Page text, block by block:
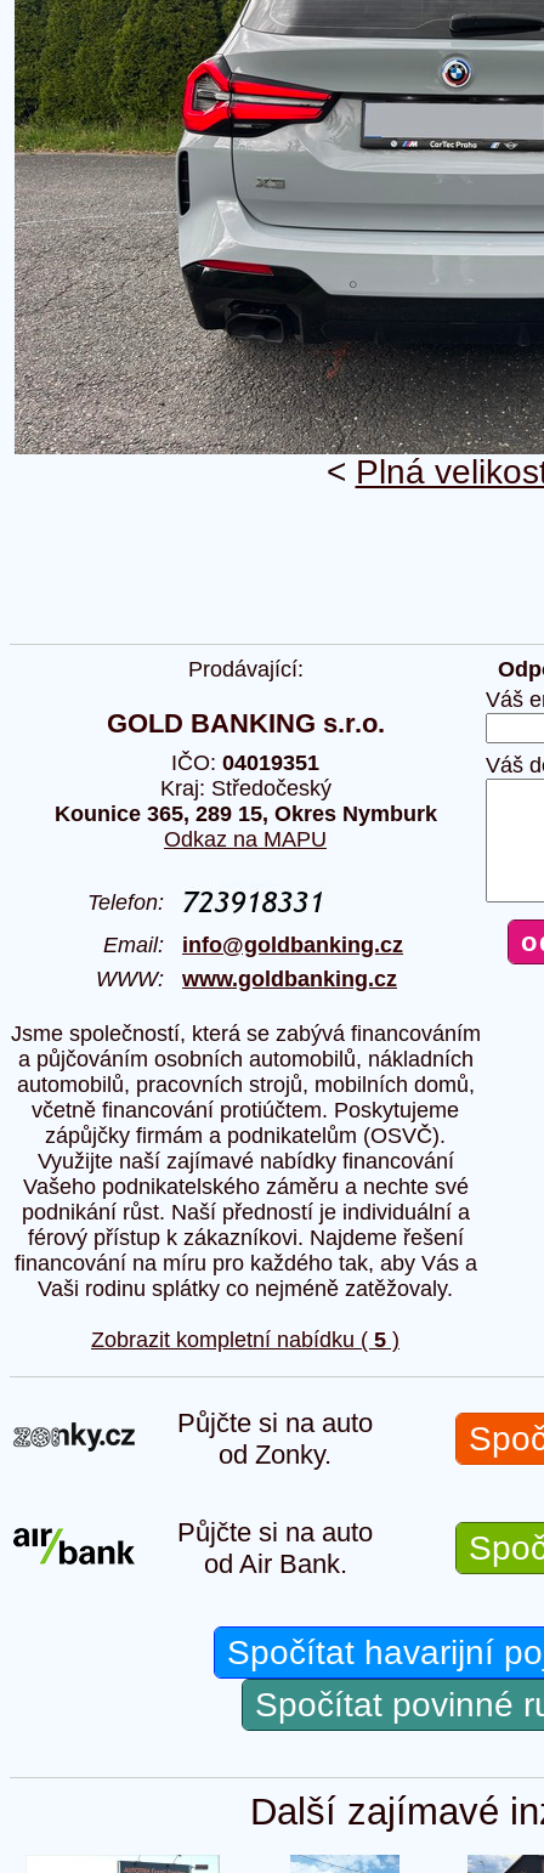
< Plná
Prodávající:
GOLD BANKING s.r.o.
IČO: 04019351
Kraj: Středočeský
Kounice 365, 289 15, Okres Nymburk
Odkaz na MAPU
Telefon:
Email: info@goldbanking.cz
WWW: www.goldbanking.cz
Jsme společností, která se zabývá financováním
a půjčováním osobních automobilů, nákladních
automobilů, pracovních strojů, mobilních domů,
včetně financování protiúčtem. Poskytujeme
zápůjčky firmám a podnikatelům (OSVČ).
Využijte naší zajímavé nabídky financování
Vašeho podnikatelského záměru a nechte své
podnikání růst. Naší předností je individuální a
férový přístup k zákazníkovi. Najdeme řešení
financování na míru pro každého tak, aby Vás a
Vaši rodinu splátky co nejméně zatěžovaly.
Zobrazit kompletní nabídku ( 5 )
Váš
Váš
Půjčte si na auto
od Zonky.
Půjčte si na auto
od Air Bank.
Spočítat havarijní
Spočítat povinné
Další zajímavé